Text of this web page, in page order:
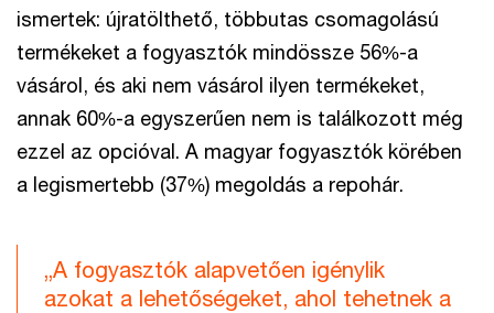
ismertek: újratölthető, többutas csomagolású
termékeket a fogyasztók mindössze 56%-a
vásárol, és aki nem vásárol ilyen termékeket,
annak 60%-a egyszerűen nem is találkozott még
ezzel az opcióval. A magyar fogyasztók körében
a legismertebb (37%) megoldás a repohár.
„A fogyasztók alapvetően igénylik
azokat a lehetőségeket, ahol tehetnek a